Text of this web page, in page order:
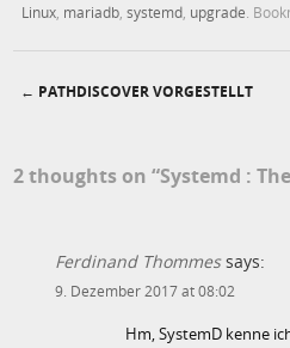
Linux mariadb ,systemd upgrade .
← PATHDISCOVER VORGESTELLT
2 thoughts on “Systemd :
Ferdinand Thommes says:
9. Dezember 2017 at 08:02
Hm, SystemD kenne